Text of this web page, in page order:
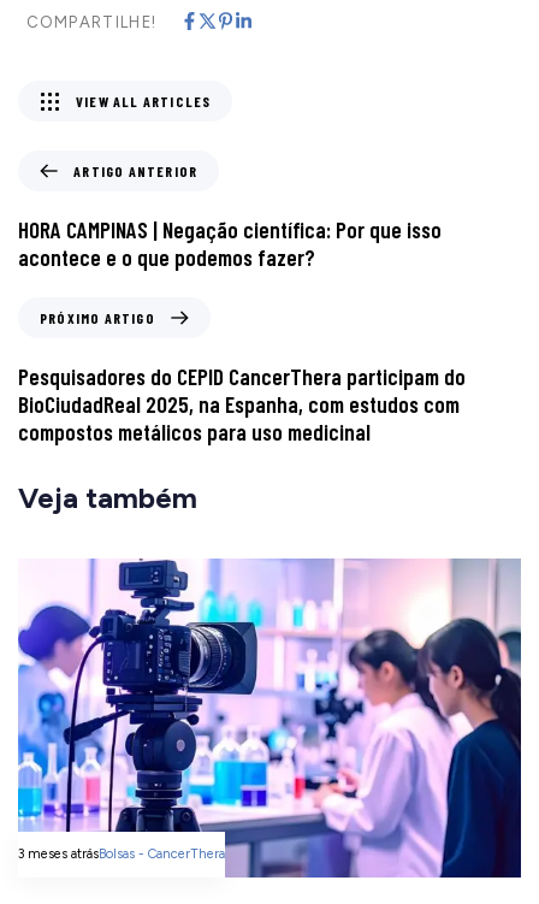
COMPARTILHE!
ARTIGO ANTERIOR
HORA CAMPINAS | Negação científica: Por que isso
acontece e o que podemos fazer?
VIEW ALL ARTICLES
PRÓXIMO ARTIGO
Pesquisadores do CEPID CancerThera participam do
BioCiudadReal 2025, na Espanha, com estudos com
compostos metálicos para uso medicinal
Veja também
3 meses atrásBolsas - CancerThera